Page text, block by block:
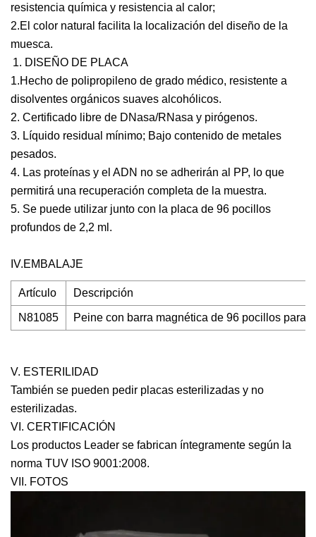
resistencia química y resistencia al calor;
2.El color natural facilita la localización del diseño de la
muesca.
DISEÑO DE PLACA
1.Hecho de polipropileno de grado médico, resistente a
disolventes orgánicos suaves alcohólicos.
2. Certificado libre de DNasa/RNasa y pirógenos.
3. Líquido residual mínimo; Bajo contenido de metales
pesados.
4. Las proteínas y el ADN no se adherirán al PP, lo que
permitirá una recuperación completa de la muestra.
5. Se puede utilizar junto con la placa de 96 pocillos
profundos de 2,2 ml.
IV.EMBALAJE
Artículo Descripción
N81085 Peine con barra magnética de 96 pocillos para
V. ESTERILIDAD
También se pueden pedir placas esterilizadas y no
esterilizadas.
VI. CERTIFICACIÓN
Los productos Leader se fabrican íntegramente según la
norma TUV ISO 9001:2008.
VII. FOTOS